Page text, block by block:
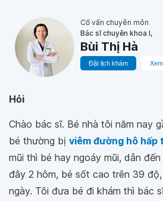
Cố vấn chuyên môn
Bác sĩ chuyên khoa I,
Bùi Thị Hà
Đặt lịch khám
Hỏi
Chào bác sĩ. Bé nhà tôi năm nay
bé thường bị viêm đường hô hấp
mũi thì bé hay ngoáy mũi, dẫn
đây 2 hôm, bé sốt cao trên 39
ngày. Tôi đưa bé đi khám thì bác